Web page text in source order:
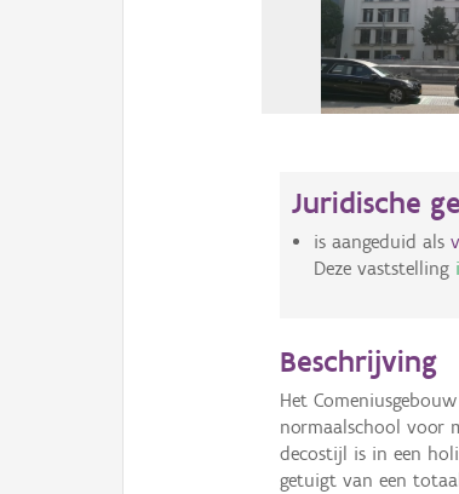
Juridische
is aangeduid als
Deze vaststelling
Beschrijving
Het
normaalschool voor
decostijl is in een
getuigt van een